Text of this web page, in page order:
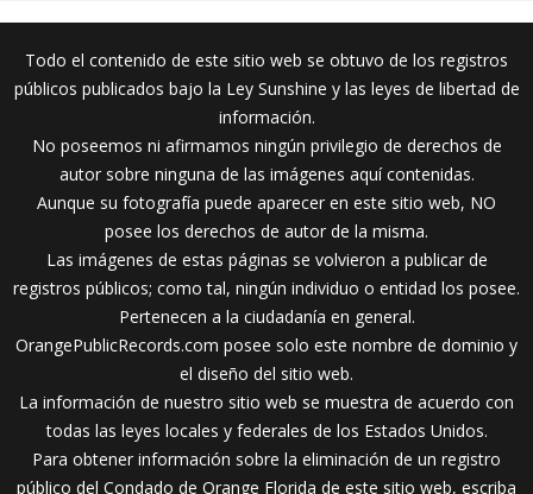
Todo el contenido de este sitio web se obtuvo de los registros
públicos publicados bajo la Ley Sunshine y las leyes de libertad de
información.
No poseemos ni afirmamos ningún privilegio de derechos de
autor sobre ninguna de las imágenes aquí contenidas.
Aunque su fotografía puede aparecer en este sitio web, NO
posee los derechos de autor de la misma.
Las imágenes de estas páginas se volvieron a publicar de
registros públicos; como tal, ningún individuo o entidad los posee.
Pertenecen a la ciudadanía en general.
OrangePublicRecords.com posee solo este nombre de dominio y
el diseño del sitio web.
La información de nuestro sitio web se muestra de acuerdo con
todas las leyes locales y federales de los Estados Unidos.
Para obtener información sobre la eliminación de un registro
público del Condado de Orange Florida de este sitio web, escriba